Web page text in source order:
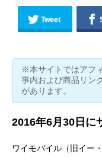
Tweet
※本サイトではアフ
事内および商品リン
があります。
2016年6月30日に
ワイモバイル（旧イー